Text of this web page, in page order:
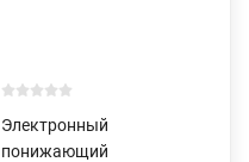
Электронный
понижающий